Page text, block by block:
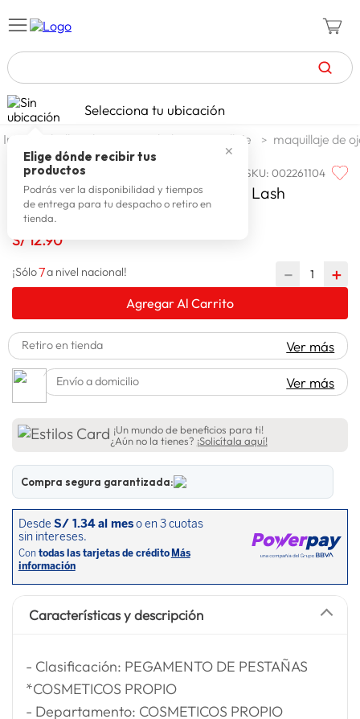
TÉRMINOS MÁS BUSCADOS
1. celulares
2. zapatillas mujer
3. zapatillas hombre
4. moda
5 . zapatillas
6. tv
8. terrex
9. cocina
10 lavadora
Selecciona tu ubicación
✕
Elige dónde recibir tus
productos
Podrás ver la disponibilidad y tiempos
de entrega para tu despacho o retiro en
tienda.
belleza higiene y salud maquillaje maquillaje de
ESTILOS SKU:002261104
Magic Liner Clear Waterpr Estilos Lash
S/ 12.90
¡Sólo7a nivel nacional! ＋
－
Agregar Al Carrito
Retiro en tienda Ver más
Envío a domicilio Ver más
¡Un mundo de beneficios para ti!
¿Aún no la tienes? ¡Solicítala aquí!
Compra segura garantizada:
Características y descripción
- Clasificación: PEGAMENTO DE PESTAÑAS
*COSMETICOS PROPIO
- Departamento: COSMETICOS PROPIO